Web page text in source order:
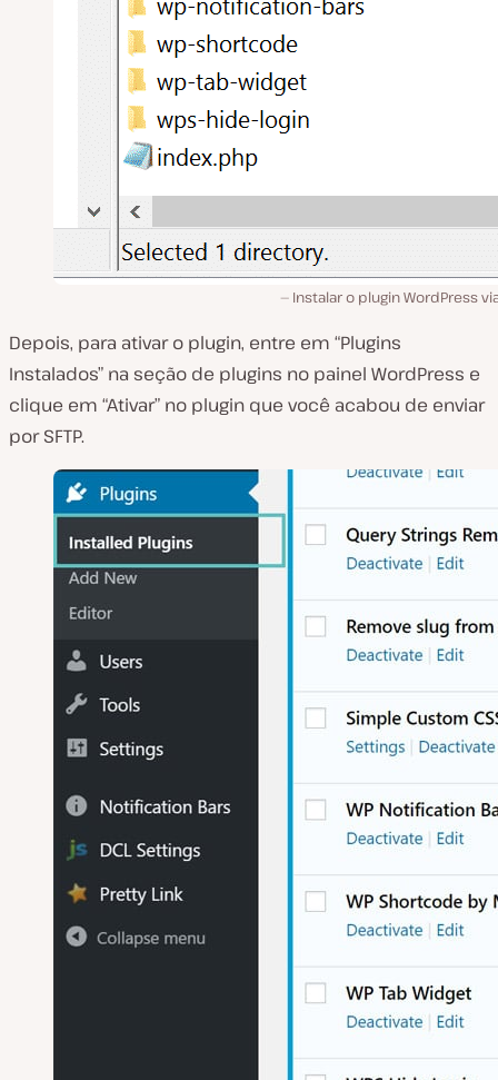
Instalar o plugin WordPress via
Depois, para ativar o plugin, entre em “Plugins
Instalados” na seção de plugins no painel WordPress e
clique em “Ativar” no plugin que você acabou de enviar
por SFTP.